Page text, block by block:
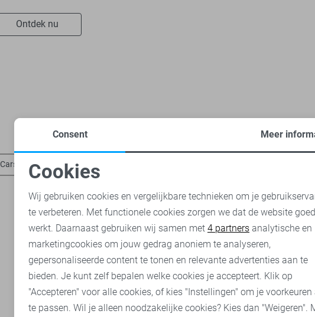
Ontdek nu
Cars broeken Only & Sons korte broeken Jack &
Noodzakelijke cookies
Analytische cookies Marketing cookies
Consent Meer
Cookies
Wij gebruiken cookies en vergelijkbare technieken om je
te verbeteren. Met functionele cookies zorgen we dat de website goed
werkt. Daarnaast gebruiken wij samen met 4 partners analytische en
marketingcookies om jouw gedrag anoniem te analyseren,
gepersonaliseerde content te tonen en relevante advertenties aan te
bieden. Je kunt zelf bepalen welke cookies je accepteert. Klik op
"Accepteren" voor alle cookies, of kies "Instellingen" om je voorkeuren
te passen. Wil je alleen noodzakelijke cookies? Kies dan "Weigeren".